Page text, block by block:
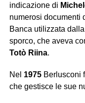
indicazione di
numerosi documenti
Banca utilizzata dalla
sporco, che aveva
Totò Riina.
Nel 1975Berlusconi
che gestisce le sue